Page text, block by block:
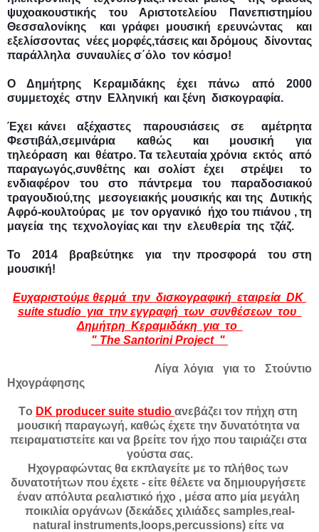
ψυχοακουστικής  του  Αριστοτελείου  Πανεπιστημίου
Θεσσαλονίκης  και γράφει μουσική ερευνώντας  και
εξελίσσοντας  νέες μορφές,τάσεις και δρόμους  δίνοντας
παράλληλα  συναυλίες σ΄όλο  τον κόσμο!
Ο  Δημήτρης  Κεραμιδάκης  έχει  πάνω  από  2000
συμμετοχές  στην  Ελληνική  και ξένη  δισκογραφία.
Έχει κάνει  αξέχαστες  παρουσιάσεις  σε   αμέτρητα
Φεστιβάλ,σεμινάρια  καθώς  και  μουσική  για
τηλεόραση  και  θέατρο. Τα τελευταία χρόνια  εκτός  από
παραγωγός,συνθέτης και σολίστ έχει  στρέψει  το
ενδιαφέρον  του  στο  πάντρεμα  του  παραδοσιακού
τραγουδιού,της  μεσογειακής μουσικής και της  Δυτικής
Αφρό-κουλτούρας  με  τον οργανικό  ήχο του πιάνου , τη
μαγεία  της  τεχνολογίας και  την  ελευθερία  της  τζάζ.
Το  2014  βραβεύτηκε  για  την προσφορά  του στη
μουσική!
Ευχαριστούμε θερμά  την  δισκογραφική  εταιρεία  DK
suite studio  για  την εγγραφή  των  συνθέσεων  του
Δημήτρη  Κεραμιδάκη  για  το
" The Santorini Project  "
Λίγα λόγια  για το  Στούντιο
Ηχογράφησης
Τo DK producer suite studio ανεβάζει τον πήχη στη
μουσική παραγωγή, καθώς έχετε την δυνατότητα να
πειραματιστείτε και να βρείτε τον ήχο που ταιριάζει στα
γούστα σας.
Ηχογραφώντας θα εκπλαγείτε με το πλήθος των
δυνατοτήτων που έχετε - είτε θέλετε να δημιουργήσετε
έναν απόλυτα ρεαλιστικό ήχο , μέσα απο μία μεγάλη
ποικιλία οργάνων (δεκάδες χιλιάδες samples,real-
natural instruments,loops,percussions) είτε να